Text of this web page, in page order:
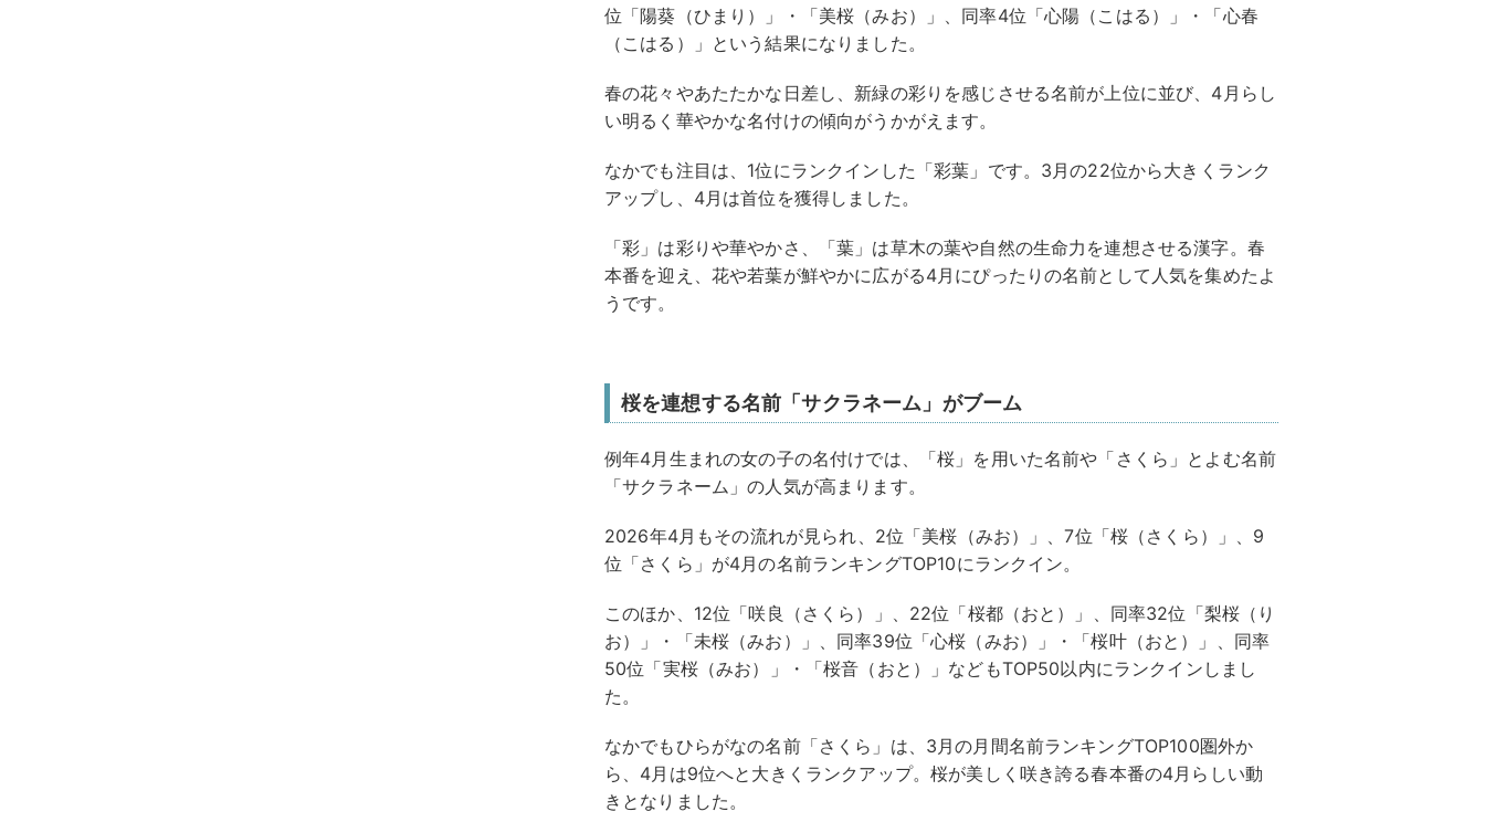
位「陽葵（ひまり）」・「美桜（みお）」、同率4位「心陽（こはる）」・「心春
（こはる）」という結果になりました。
春の花々やあたたかな日差し、新緑の彩りを感じさせる名前が上位に並び、4月らし
い明るく華やかな名付けの傾向がうかがえます。
なかでも注目は、1位にランクインした「彩葉」です。3月の22位から大きくランク
アップし、4月は首位を獲得しました。
「彩」は彩りや華やかさ、「葉」は草木の葉や自然の生命力を連想させる漢字。春
本番を迎え、花や若葉が鮮やかに広がる4月にぴったりの名前として人気を集めたよ
うです。
桜を連想する名前「サクラネーム」がブーム
例年4月生まれの女の子の名付けでは、「桜」を用いた名前や「さくら」とよむ名前
「サクラネーム」の人気が高まります。
2026年4月もその流れが見られ、2位「美桜（みお）」、7位「桜（さくら）」、9
位「さくら」が4月の名前ランキングTOP10にランクイン。
このほか、12位「咲良（さくら）」、22位「桜都（おと）」、同率32位「梨桜（り
お）」・「未桜（みお）」、同率39位「心桜（みお）」・「桜叶（おと）」、同率
50位「実桜（みお）」・「桜音（おと）」などもTOP50以内にランクインしまし
た。
なかでもひらがなの名前「さくら」は、3月の月間名前ランキングTOP100圏外か
ら、4月は9位へと大きくランクアップ。桜が美しく咲き誇る春本番の4月らしい動
きとなりました。